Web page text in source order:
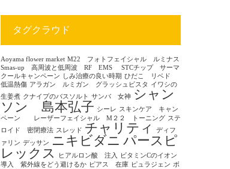
タグクラウド
Aoyama flower market M22 フォトフェイシャル ルミナス
Smas-up 高周波と低周波 RF EMS
STCチップ サーマ
クールキャンペーン
しみ治療の良い時期 ひだこ リベド
低温熱傷 アラガン ルミガン グラッシュビスタ
イワシの
生姜煮 クナイプのバスソルト サンバ 女神 シャン
ソン 島本弘子 シーレ スキンケア キャン
ペーン レーザーフェイシャル M２２ トーニング ステ
ロイド 密閉療法 スレッド チャリティ
ディフ
ァリン デッサン ニキビダニ パースピ
レックス
ヒアルロン酸 注入
ビタミンCのイオン
導入 紫外線をどう避けるか ピアス 在庫 ピュラジェン ボ